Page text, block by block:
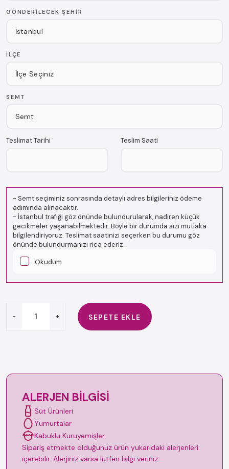
GÖNDERILECEK ŞEHIR
İLÇE
SEMT
Teslimat Tarihi Teslim Saati
- Semt seçiminiz sonrasında detaylı adres bilgileriniz ödeme
adımında alınacaktır.
- İstanbul trafiği göz önünde bulundurularak, nadiren küçük
gecikmeler yaşanabilmektedir. Böyle bir durumda sizi mutlaka
bilgilendiriyoruz. Teslimat saatinizi seçerken bu durumu göz
önünde bulundurmanızı rica ederiz.
Okudum
- + SEPETE EKLE
ALERJEN BILGISI
Süt Ürünleri
Yumurtalar
Kabuklu Kuruyemişler
Sipariş etmekte olduğunuz ürün yukarıdaki alerjenleri
içerebilir. Alerjiniz varsa lütfen bilgi veriniz.